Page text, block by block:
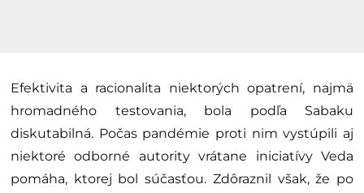
Efektivita a racionalita niektorých opatrení, najmä
hromadného testovania, bola podľa Sabaku
diskutabilná. Počas pandémie proti nim vystúpili aj
niektoré odborné autority vrátane iniciatívy Veda
pomáha, ktorej bol súčasťou. Zdôraznil však, že po